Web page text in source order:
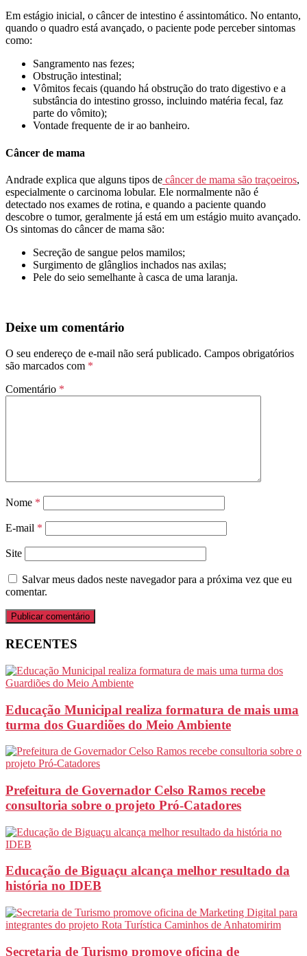
Em estágio inicial, o câncer de intestino é assintomático. No entanto,
quando o quadro está avançado, o paciente pode perceber sintomas
como:
Sangramento nas fezes;
Obstrução intestinal;
Vômitos fecais (quando há obstrução do trato digestivo e a
substância do intestino grosso, incluindo matéria fecal, faz
parte do vômito);
Vontade frequente de ir ao banheiro.
Câncer de mama
Andrade explica que alguns tipos de câncer de mama são traçoeiros,
especialmente o carcinoma lobular. Ele normalmente não é
detectado nos exames de rotina, e quando a paciente quando
descobre o tumor, geralmente já está em um estágio muito avançado.
Os sintomas do câncer de mama são:
Secreção de sangue pelos mamilos;
Surgimento de glânglios inchados nas axilas;
Pele do seio semelhante à casca de uma laranja.
Deixe um comentário
O seu endereço de e-mail não será publicado. Campos obrigatórios
são marcados com *
Comentário *
Nome *
E-mail *
Site
Salvar meus dados neste navegador para a próxima vez que eu
comentar.
RECENTES
Educação Municipal realiza formatura de mais uma
turma dos Guardiões do Meio Ambiente
Prefeitura de Governador Celso Ramos recebe
consultoria sobre o projeto Pró-Catadores
Educação de Biguaçu alcança melhor resultado da
história no IDEB
Secretaria de Turismo promove oficina de